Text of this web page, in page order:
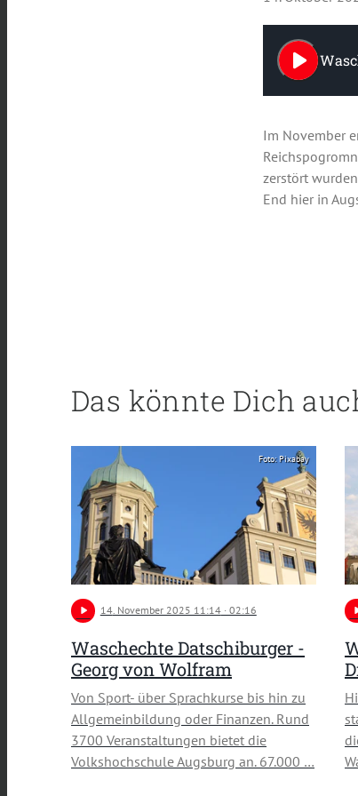
play_arrow
Im November
zerstört
End hier in
Das könnte Dich
Foto: Pixabay
play_arrow 14. November 2025 11:14· 02:16
Waschechte Datschiburger -
Georg von Wolfram
Von Sport- über Sprachkurse bis hin zu
Allgemeinbildung oder Finanzen. Rund
3700 Veranstaltungen bietet die
Volkshochschule Augsburg an. 67.000 …